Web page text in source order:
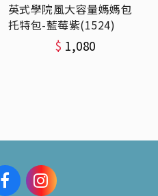
英式學院風大容量媽媽包
托特包-藍莓紫(1524)
$ 1,080